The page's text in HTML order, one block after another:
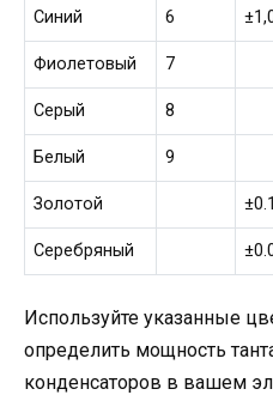
Синий 6
Фиолетовый 7
Серый 8
Белый 9
Золотой ±0.1
Серебряный
Используйте указанные
определить мощность
конденсаторов в вашем